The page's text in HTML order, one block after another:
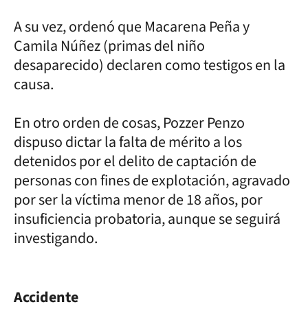
A su vez, ordenó que Macarena Peña y
Camila Núñez (primas del niño
desaparecido) declaren como testigos en la
causa.
En otro orden de cosas, Pozzer Penzo
dispuso dictar la falta de mérito a los
detenidos por el delito de captación de
personas con fines de explotación, agravado
por ser la víctima menor de 18 años, por
insuficiencia probatoria, aunque se seguirá
investigando.
Accidente